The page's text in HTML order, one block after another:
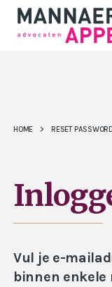
HOME > RESET
Vul je e-
binnen enkele